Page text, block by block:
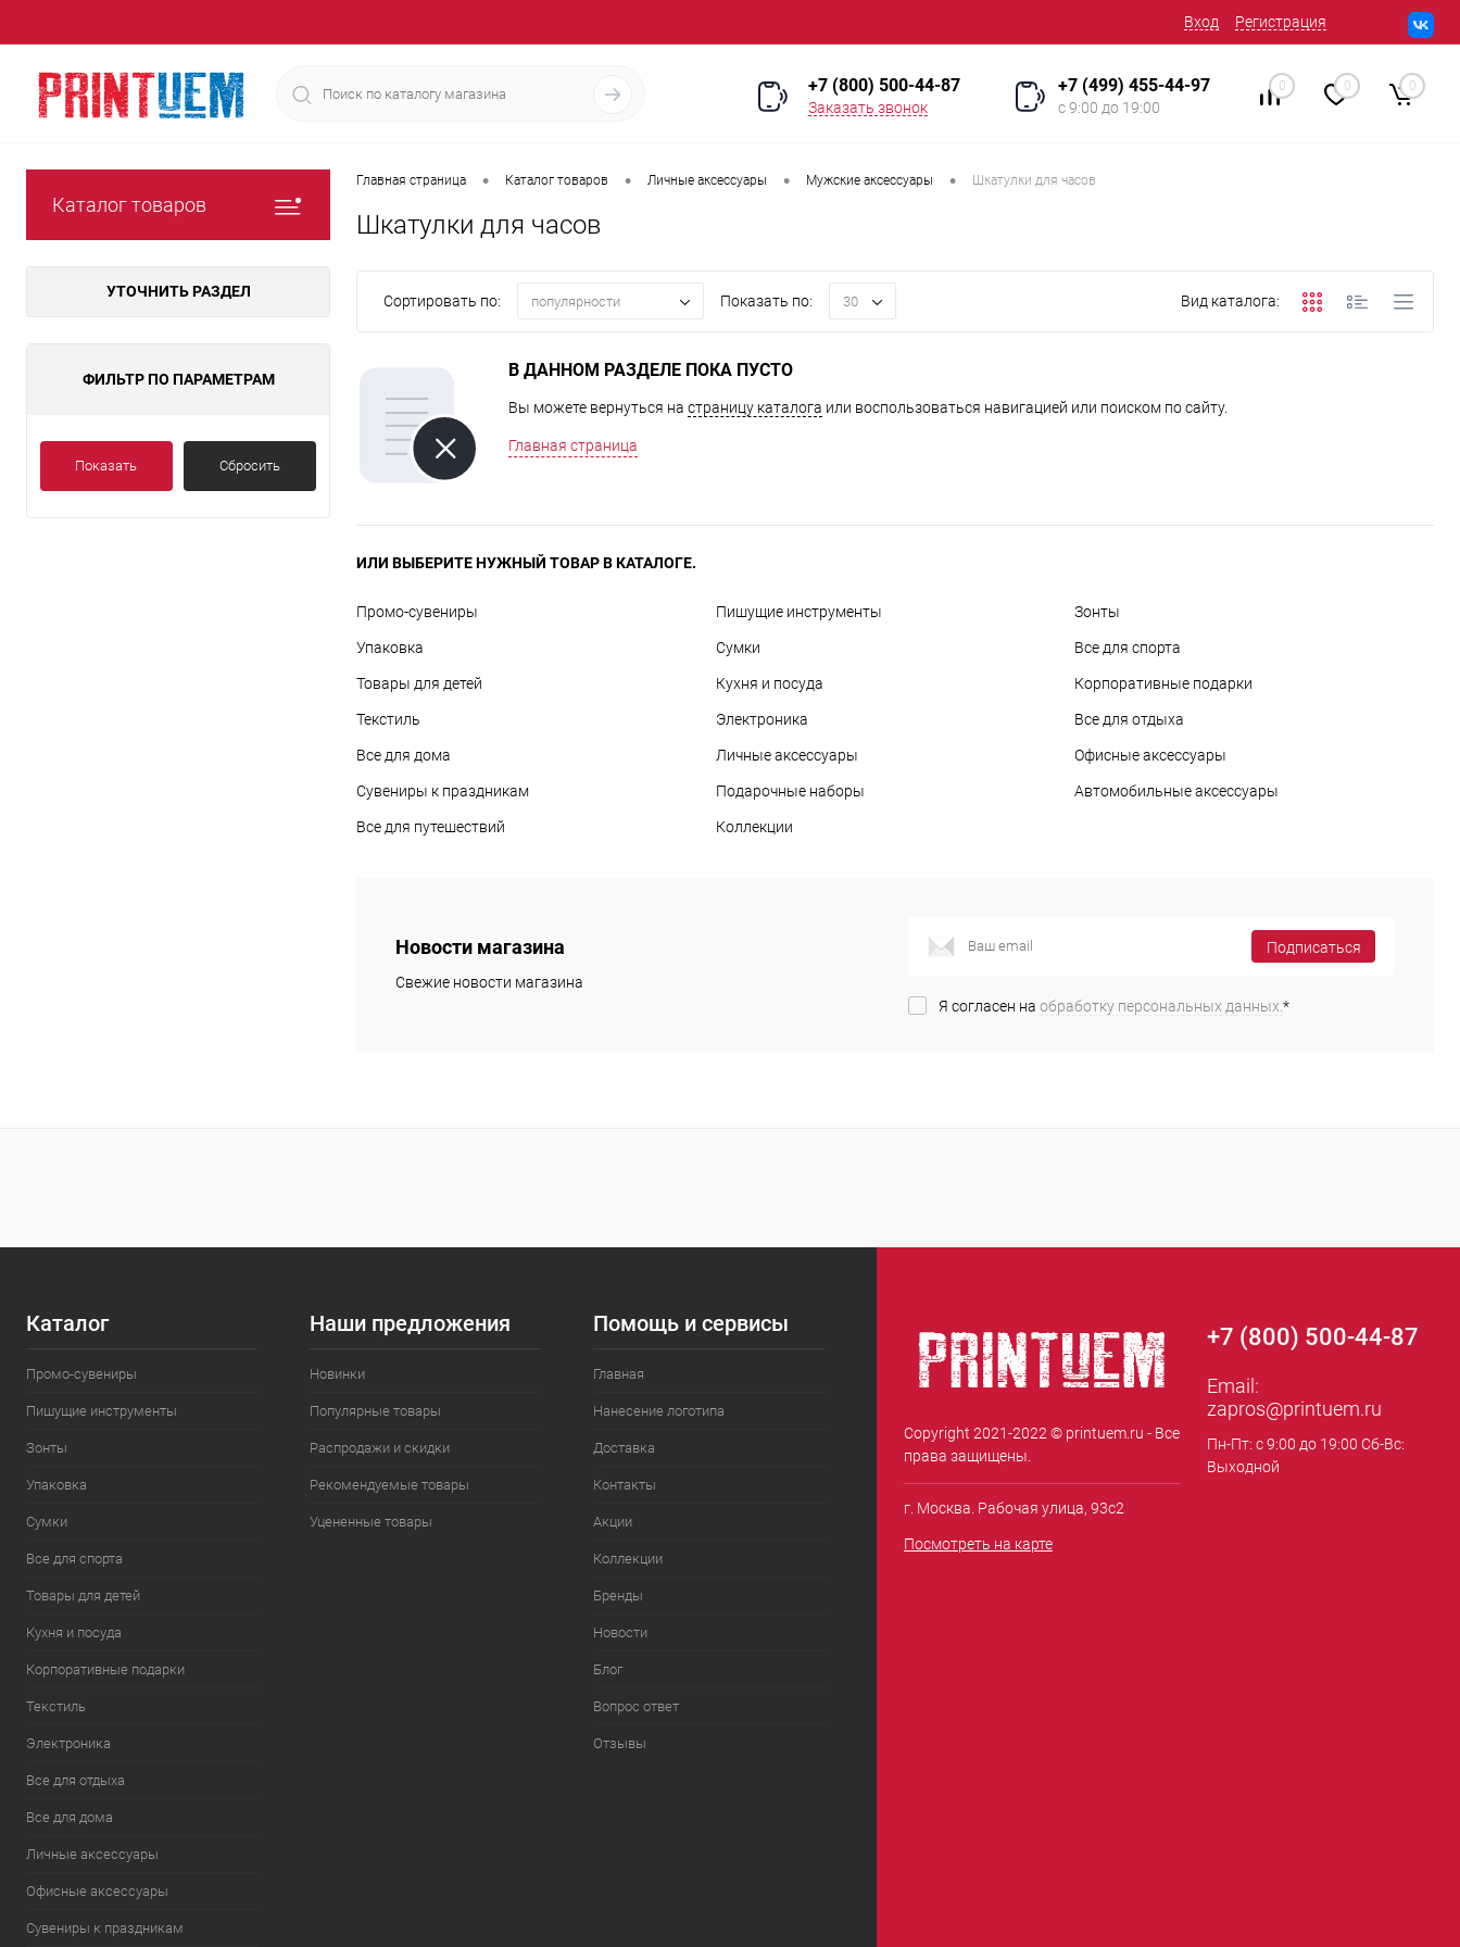
Вход Регистрация
+7 (800) 500-44-87
Заказать звонок
+7 (499) 455-44-97
с 9:00 до 19:00
0 0 0
Каталог товаров
УТОЧНИТЬ РАЗДЕЛ
ФИЛЬТР ПО ПАРАМЕТРАМ
Показать Сбросить
Главная страница • Каталог товаров • Личные аксессуары • Мужские аксессуары • Шкатулки для часов
Шкатулки для часов
Сортировать по: популярности Показать по: 30 Вид каталога:
В ДАННОМ РАЗДЕЛЕ ПОКА ПУСТО
Вы можете вернуться на страницу каталога или воспользоваться навигацией или поиском по сайту.
Главная страница
ИЛИ ВЫБЕРИТЕ НУЖНЫЙ ТОВАР В КАТАЛОГЕ.
Промо-сувениры Пишущие инструменты Зонты
Упаковка Сумки Все для спорта
Товары для детей Кухня и посуда Корпоративные подарки
Текстиль Электроника Все для отдыха
Все для дома Личные аксессуары Офисные аксессуары
Сувениры к праздникам Подарочные наборы Автомобильные аксессуары
Все для путешествий Коллекции
Новости магазина
Свежие новости магазина
Подписаться
Я согласен на обработку персональных данных. *
Каталог
Промо-сувениры
Пишущие инструменты
Зонты
Упаковка
Сумки
Все для спорта
Товары для детей
Кухня и посуда
Корпоративные подарки
Текстиль
Электроника
Все для отдыха
Все для дома
Личные аксессуары
Офисные аксессуары
Сувениры к праздникам
Наши предложения
Новинки
Популярные товары
Распродажи и скидки
Рекомендуемые товары
Уцененные товары
Помощь и сервисы
Главная
Нанесение логотипа
Доставка
Контакты
Акции
Коллекции
Бренды
Новости
Блог
Вопрос ответ
Отзывы
Copyright 2021-2022 © printuem.ru - Все
права защищены.
г. Москва. Рабочая улица, 93с2
Посмотреть на карте
+7 (800) 500-44-87
Email:
zapros@printuem.ru
Пн-Пт: с 9:00 до 19:00 Сб-Вс:
Выходной